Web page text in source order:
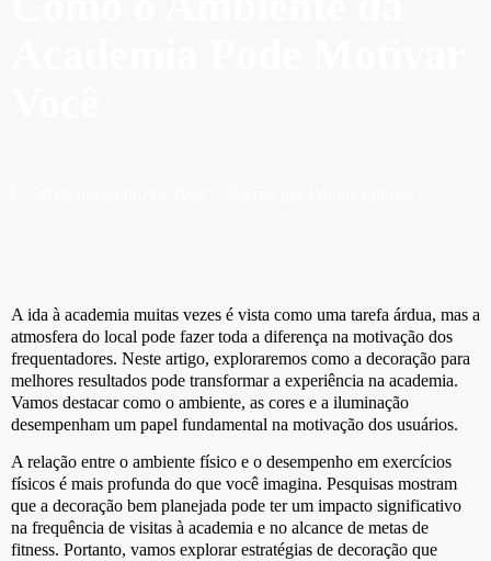
A ida à academia muitas vezes é vista como uma tarefa árdua, mas a
atmosfera do local pode fazer toda a diferença na motivação dos
frequentadores. Neste artigo, exploraremos como a decoração para
melhores resultados pode transformar a experiência na academia.
Vamos destacar como o ambiente, as cores e a iluminação
desempenham um papel fundamental na motivação dos usuários.
A relação entre o ambiente físico e o desempenho em exercícios
físicos é mais profunda do que você imagina. Pesquisas mostram
que a decoração bem planejada pode ter um impacto significativo
na frequência de visitas à academia e no alcance de metas de
fitness. Portanto, vamos explorar estratégias de decoração que